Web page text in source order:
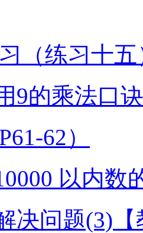
（练习十五
9的乘法口
62）
以内数
决问题(3)